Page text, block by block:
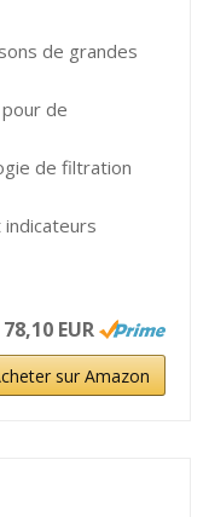
de grandes
de
de filtration
EUR
sur Amazon